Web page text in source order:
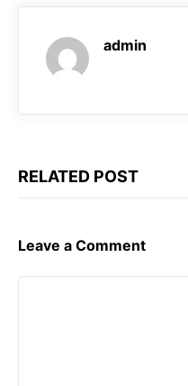
admin
RELATED POST
Leave a Comment